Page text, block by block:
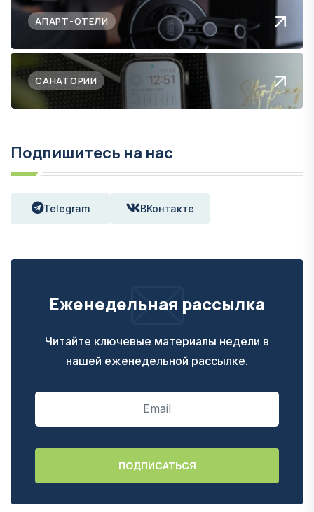
АПАРТ-ОТЕЛИ
САНАТОРИИ
Подпишитесь на нас
Telegram ВКонтакте
Еженедельная рассылка
Читайте ключевые материалы недели в
нашей еженедельной рассылке.